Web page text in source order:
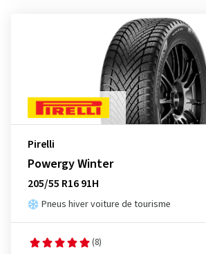
Pirelli
Powergy Winter
205/55 R16 91H
Pneus hiver voiture de tourisme
(8)